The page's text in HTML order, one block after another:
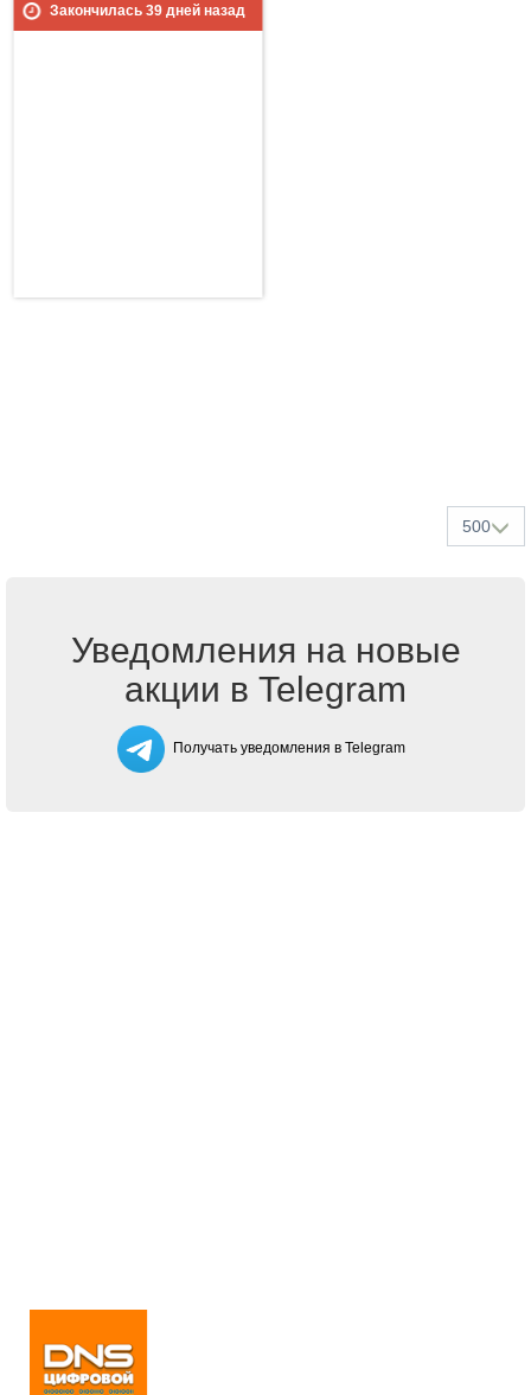
Закончилась 39дней назад
500
Уведомления на новые
акции в Telegram
Получать уведомления в Telegram